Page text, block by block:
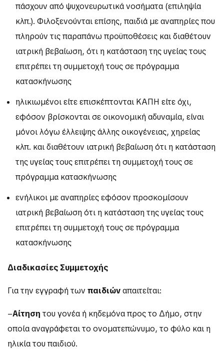
πάσχουν από ψυχονευρωτικά νοσήματα (επιληψία
κλπ.). Φιλοξενούνται επίσης, παιδιά με αναπηρίες που
πληρούν τις παραπάνω προϋποθέσεις και διαθέτουν
ιατρική βεβαίωση, ότι η κατάσταση της υγείας τους
επιτρέπει τη συμμετοχή τους σε πρόγραμμα
κατασκήνωσης
ηλικιωμένοι είτε επισκέπτονται ΚΑΠΗ είτε όχι,
εφόσον βρίσκονται σε οικονομική αδυναμία, είναι
μόνοι λόγω έλλειψης άλλης οικογένειας, χηρείας
κλπ. και διαθέτουν ιατρική βεβαίωση ότι η κατάσταση
της υγείας τους επιτρέπει τη συμμετοχή τους σε
πρόγραμμα κατασκήνωσης
ενήλικοι με αναπηρίες εφόσον προσκομίσουν
ιατρική βεβαίωση ότι η κατάσταση της υγείας τους
επιτρέπει τη συμμετοχή τους σε πρόγραμμα
κατασκήνωσης
Διαδικασίες Συμμετοχής
Για την εγγραφή των παιδιώναπαιτείται:
–Αίτηση του γονέα ή κηδεμόνα προς το Δήμο, στην
οποία αναγράφεται το ονοματεπώνυμο, το φύλο και η
ηλικία του παιδιού.